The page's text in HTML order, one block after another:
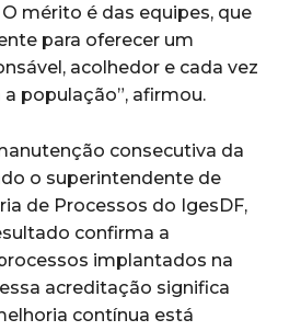
mérito é das equipes, que
para oferecer um
acolhedor e cada vez
população”, afirmou.
consecutiva da
o superintendente de
de Processos do IgesDF,
confirma a
implantados na
acreditação significa
contínua está